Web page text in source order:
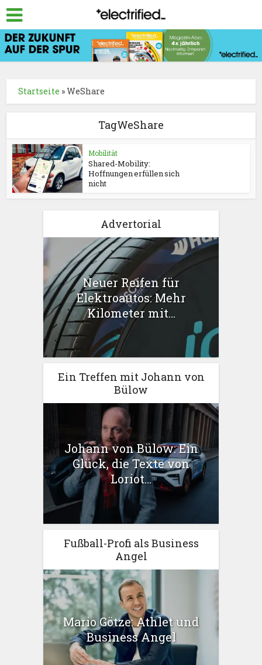
Startseite »WeShare
TagWeShare
Mobilität
Shared-Mobility:
Hoffnungen erfüllen sich
nicht
Advertorial
Neuer Reifen für
Elektroautos: Mehr
Kilometer mit...
Ein Treffen mit Johann von
Bülow
Johann von Bülow: Ein
Glück, die Texte von
Loriot...
Fußball-Profi als Business
Angel
Mario Götze: Athlet und
Business Angel